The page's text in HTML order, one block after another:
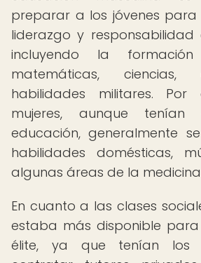
preparar a los jóvenes para
liderazgo y
incluyendo la
matemáticas,
habilidades militares.
mujeres, aunque
educación, generalmente
habilidades domésticas,
algunas áreas de la
En cuanto a las clases
estaba más disponible
élite, ya que tenían los